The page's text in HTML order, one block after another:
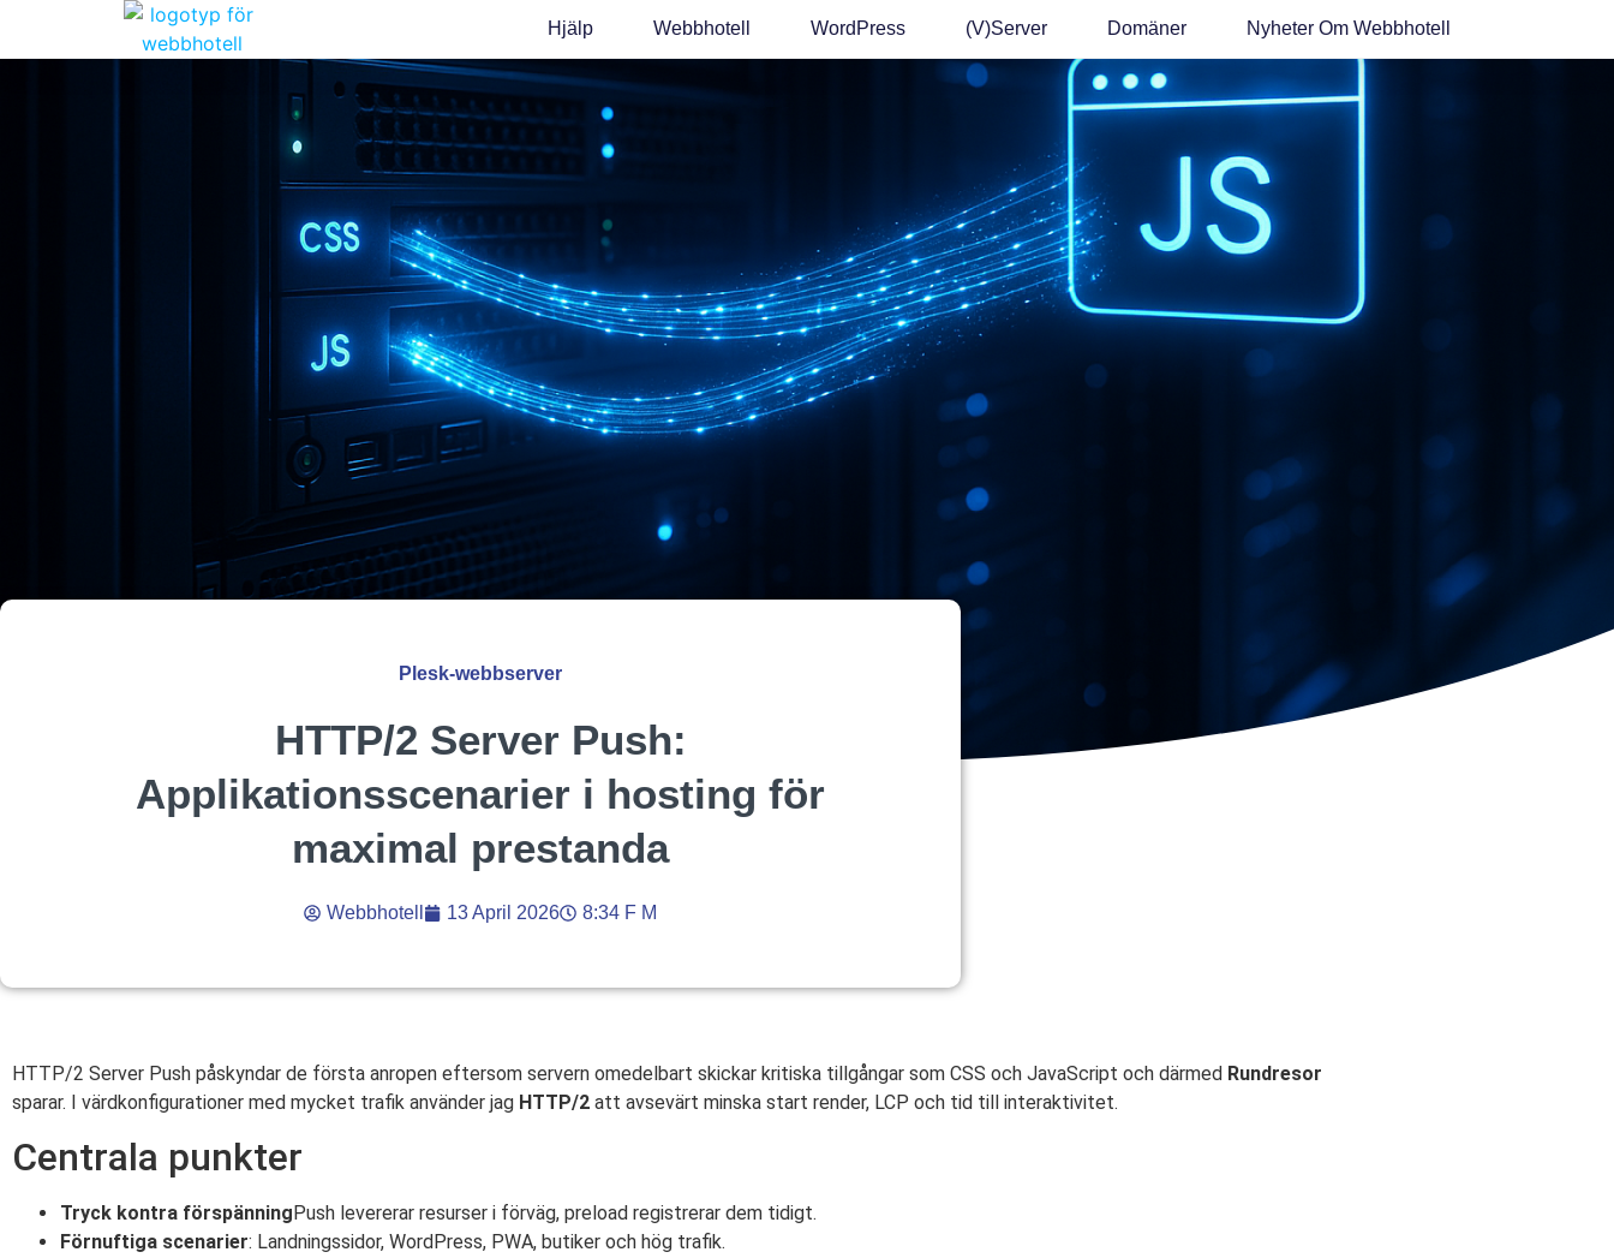
Hjälp Webbhotell WordPress (v)Server Domäner Nyheter Om Webbhotell
Plesk-webbserver
HTTP/2 Server Push:
Applikationsscenarier i hosting för
maximal prestanda
Webbhotell 13 April 2026 8:34 F M
HTTP/2 Server Push påskyndar de första anropen eftersom servern omedelbart skickar kritiska tillgångar som CSS och JavaScript och därmed Rundresor
sparar. I värdkonfigurationer med mycket trafik använder jag HTTP/2 att avsevärt minska start render, LCP och tid till interaktivitet.
Centrala punkter
Tryck kontra förspänning Push levererar resurser i förväg, preload registrerar dem tidigt.
Förnuftiga scenarier: Landningssidor, WordPress, PWA, butiker och hög trafik.